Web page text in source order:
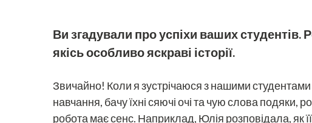
Ви згадували про успіхи ваших студентів.
якісь особливо яскраві історії.
Звичайно! Коли я зустрічаюся з нашими студентами
навчання, бачу їхні сяючі очі та чую слова подяки,
робота має сенс. Наприклад, Юлія розповідала, як